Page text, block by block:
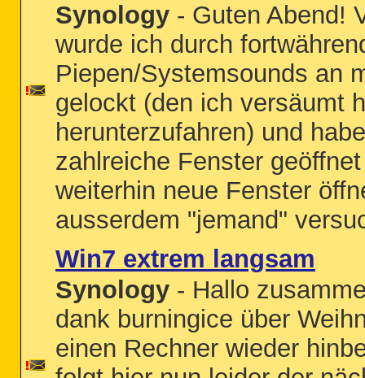
Synology - Guten Abend!
wurde ich durch
Piepen/Systemsounds an
gelockt (den ich versäumt
herunterzufahren) und
zahlreiche Fenster
weiterhin neue Fenster
ausserdem "jemand"
Win7 extrem langsam
Synology - Hallo
dank burningice über
einen Rechner wieder